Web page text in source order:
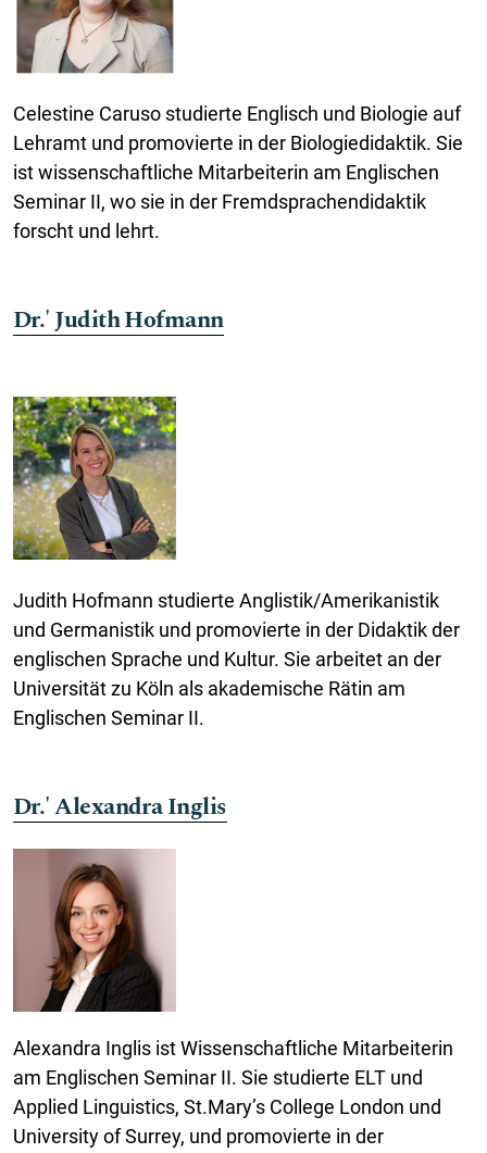
Celestine Caruso studierte Englisch und Biologie auf
Lehramt und promovierte in der Biologiedidaktik. Sie
ist wissenschaftliche Mitarbeiterin am Englischen
Seminar II, wo sie in der Fremdsprachendidaktik
forscht und lehrt.
Dr.' Judith Hofmann
Judith Hofmann studierte Anglistik/Amerikanistik
und Germanistik und promovierte in der Didaktik der
englischen Sprache und Kultur. Sie arbeitet an der
Universität zu Köln als akademische Rätin am
Englischen Seminar II.
Dr.' Alexandra Inglis
Alexandra Inglis ist Wissenschaftliche Mitarbeiterin
am Englischen Seminar II. Sie studierte ELT und
Applied Linguistics, St.Mary’s College London und
University of Surrey, und promovierte in der